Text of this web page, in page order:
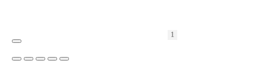
1
1
1
2
2
1
1
1
2
1
2
1
1
1
1
1
1
1
1
1